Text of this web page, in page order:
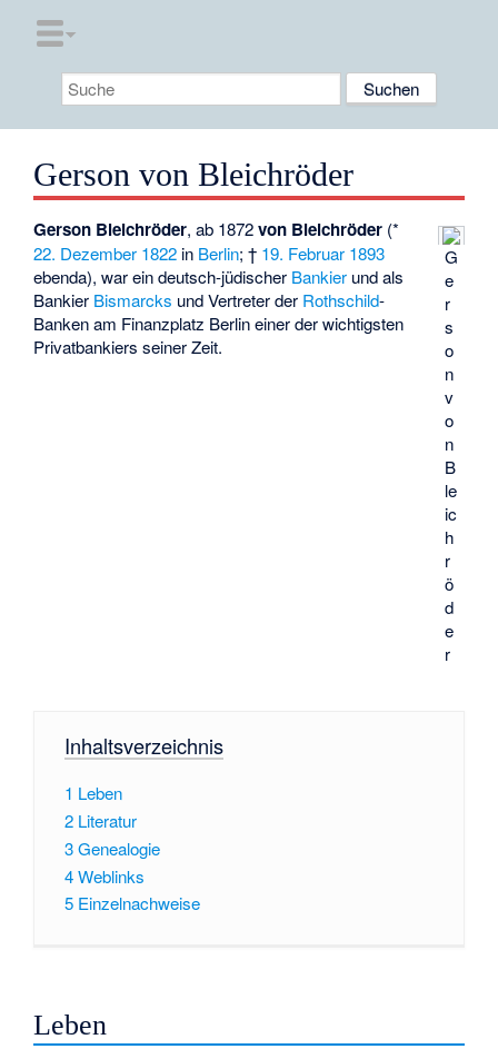
Gerson von Bleichröder
G
e
r
s
o
n
v
o
n
B
le
ic
h
r
ö
d
e
r
Gerson Bleichröder, ab 1872von Bleichröder (*
22. Dezember 1822 in Berlin; † 19. Februar 1893
ebenda), war ein deutsch-jüdischer Bankier und als
Bankier Bismarcks und Vertreter der Rothschild-
Banken am Finanzplatz Berlin einer der wichtigsten
Privatbankiers seiner Zeit.
Inhaltsverzeichnis
1 Leben
2 Literatur
3Genealogie
4Weblinks
5 Einzelnachweise
Leben